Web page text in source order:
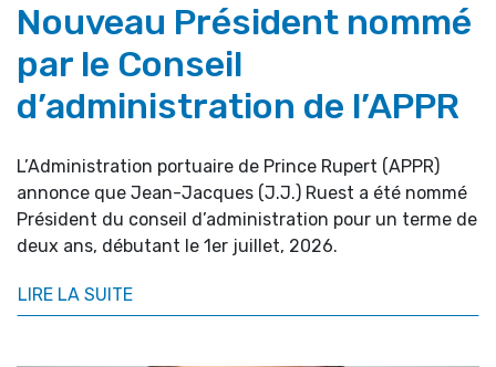
Nouveau Président nommé
par le Conseil
d’administration de l’APPR
L’Administration portuaire de Prince Rupert (APPR)
annonce que Jean-Jacques (J.J.) Ruest a été nommé
Président du conseil d’administration pour un terme de
deux ans, débutant le 1er juillet, 2026.
LIRE LA SUITE